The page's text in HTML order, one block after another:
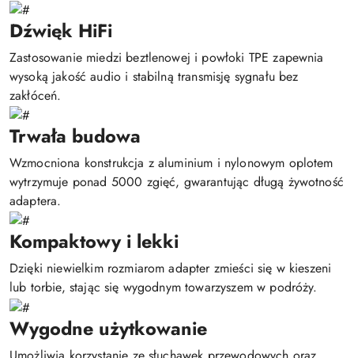
Dźwięk HiFi
Zastosowanie miedzi beztlenowej i powłoki TPE zapewnia
wysoką jakość audio i stabilną transmisję sygnału bez
zakłóceń.
Trwała budowa
Wzmocniona konstrukcja z aluminium i nylonowym oplotem
wytrzymuje ponad 5000 zgięć, gwarantując długą żywotność
adaptera.
Kompaktowy i lekki
Dzięki niewielkim rozmiarom adapter zmieści się w kieszeni
lub torbie, stając się wygodnym towarzyszem w podróży.
Wygodne użytkowanie